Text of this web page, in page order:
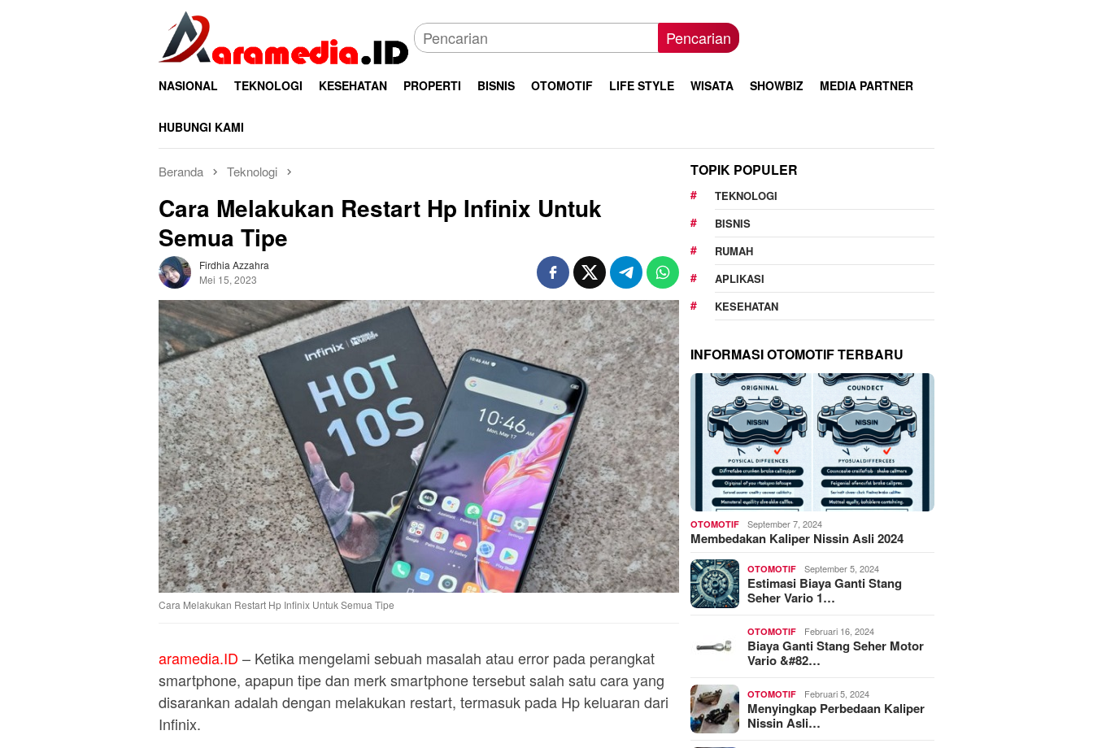
Pencarian
NASIONAL TEKNOLOGI KESEHATAN PROPERTI BISNIS OTOMOTIF LIFE STYLE WISATA SHOWBIZ MEDIA PARTNER
HUBUNGI KAMI
Beranda Teknologi
Cara Melakukan Restart Hp Infinix Untuk
Semua Tipe
Firdhia Azzahra
Mei 15, 2023
Cara Melakukan Restart Hp Infinix Untuk Semua Tipe
aramedia.ID – Ketika mengelami sebuah masalah atau error pada perangkat
smartphone, apapun tipe dan merk smartphone tersebut salah satu cara yang
disarankan adalah dengan melakukan restart, termasuk pada Hp keluaran dari
Infinix.
TOPIK POPULER
TEKNOLOGI
BISNIS
RUMAH
APLIKASI
KESEHATAN
INFORMASI OTOMOTIF TERBARU
OTOMOTIF September 7, 2024
Membedakan Kaliper Nissin Asli 2024
OTOMOTIF September 5, 2024
Estimasi Biaya Ganti Stang
Seher Vario 1…
OTOMOTIF Februari 16, 2024
Biaya Ganti Stang Seher Motor
Vario &#82…
OTOMOTIF Februari 5, 2024
Menyingkap Perbedaan Kaliper
Nissin Asli…